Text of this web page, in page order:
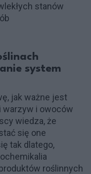
stanów
system
jak ważne jest
warzyw i owoców
wiedza, że
się one
tak dlatego,
roślinnych